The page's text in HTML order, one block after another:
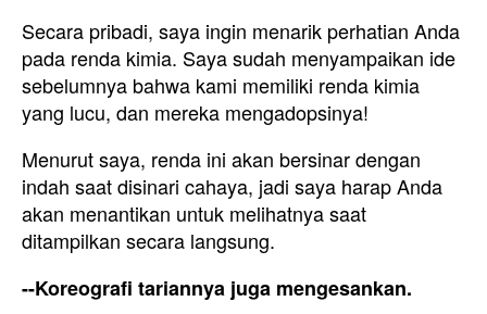
Secara pribadi, saya ingin menarik perhatian Anda
pada renda kimia. Saya sudah menyampaikan ide
sebelumnya bahwa kami memiliki renda kimia
yang lucu, dan mereka mengadopsinya!
Menurut saya, renda ini akan bersinar dengan
indah saat disinari cahaya, jadi saya harap Anda
akan menantikan untuk melihatnya saat
ditampilkan secara langsung.
--Koreografi tariannya juga mengesankan.